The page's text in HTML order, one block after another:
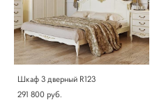
Шкаф 3 дверный R123
291 800 pуб.